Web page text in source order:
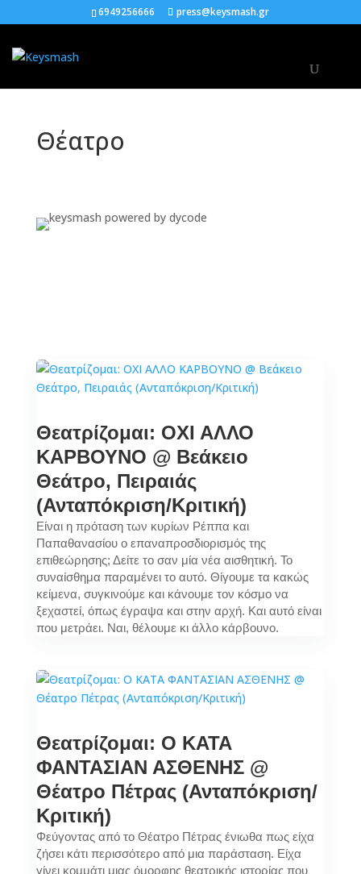
6949256666 press@keysmash.gr
Θέατρο
Θεατρίζομαι: ΟΧΙ ΑΛΛΟ
ΚΑΡΒΟΥΝΟ @ Βεάκειο
Θεάτρο, Πειραιάς
(Ανταπόκριση/Κριτική)
Είναι η πρόταση των κυρίων Ρέππα και
Παπαθανασίου ο επαναπροσδιορισμός της
επιθεώρησης; Δείτε το σαν μία νέα αισθητική. Το
συναίσθημα παραμένει το αυτό. Θίγουμε τα κακώς
κείμενα, συγκινούμε και κάνουμε τον κόσμο να
ξεχαστεί, όπως έγραψα και στην αρχή. Και αυτό είναι
που μετράει. Ναι, θέλουμε κι άλλο κάρβουνο.
Θεατρίζομαι: Ο ΚΑΤΑ
ΦΑΝΤΑΣΙΑΝ ΑΣΘΕΝΗΣ @
Θέατρο Πέτρας (Ανταπόκριση/
Κριτική)
Φεύγοντας από το Θέατρο Πέτρας ένιωθα πως είχα
ζήσει κάτι περισσότερο από μια παράσταση. Είχα
γίνει κομμάτι μιας όμορφης θεατρικής ιστορίας που